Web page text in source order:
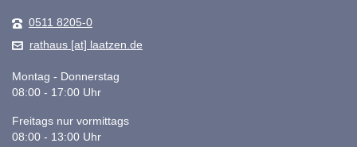
0511 8205-0
rathaus [at] laatzen.de
Montag - Donnerstag
08:00 - 17:00 Uhr
Freitags nur vormittags
08:00 - 13:00 Uhr